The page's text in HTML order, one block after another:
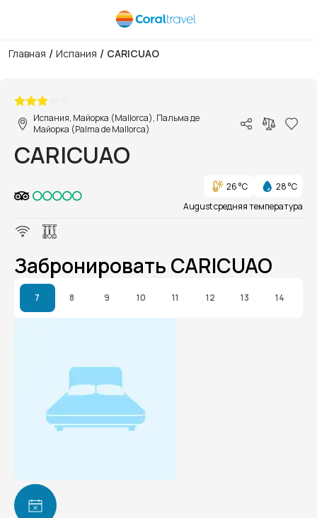
Главная / Испания / CARICUAO
Испания, Майорка (Mallorca), Пальма де
Майорка (Palma de Mallorca)
CARICUAO
26 °C
28 °C
August средняя температура
Забронировать CARICUAO
7 8 9 10 11 12 13 14